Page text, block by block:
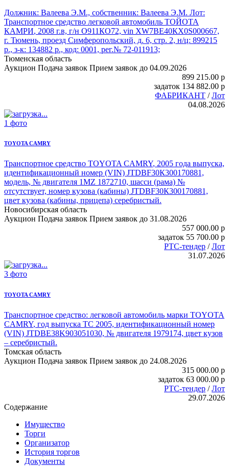
Должник: Валеева Э.М., собственник: Валеева Э.М. Лот:
Транспортное средство легковой автомобиль ТОЙОТА
КАМРИ, 2008 г.в, г/н О911КО72, vin XW7BЕ40КХ0S000667,
г. Тюмень, проезд Симферопольский, д. 6, стр. 2, н/ц: 899215
р., з-к: 134882 р., код: 0001, рег.№ 72-011913;
Тюменская область
Аукцион Подача заявок Прием заявок до 04.09.2026
899 215.00 p
задаток 134 882.00 p
ФАБРИКАНТ /Лот
04.08.2026
1 фото
TOYOTA CAMRY
Транспортное средство TOYOTA CAMRY, 2005 года выпуска,
идентификационный номер (VIN) JTDBF30К300170881,
модель, № двигателя 1MZ 1872710, шасси (рама) №
отсутствует, номер кузова (кабины) JTDBF30К300170881,
цвет кузова (кабины, прицепа) серебристый.
Новосибирская область
Аукцион Подача заявок Прием заявок до 31.08.2026
557 000.00 p
задаток 55 700.00 p
РТС-тендер /Лот
31.07.2026
3 фото
TOYOTA CAMRY
Транспортное средство: легковой автомобиль марки TOYOTA
CAMRY, год выпуска ТС 2005, идентификационный номер
(VIN) JTDBE38K903051030, № двигателя 1979174, цвет кузов
– серебристый.
Томская область
Аукцион Подача заявок Прием заявок до 24.08.2026
315 000.00 p
задаток 63 000.00 p
РТС-тендер /Лот
29.07.2026
Содержание
Имущество
Торги
Организатор
История торгов
Документы